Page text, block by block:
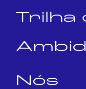
Trilha
Nós